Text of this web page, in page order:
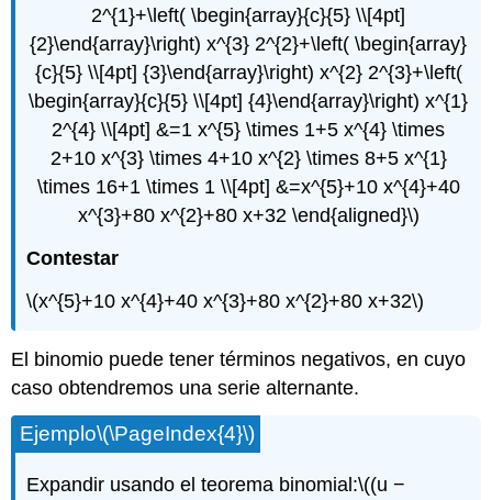
2^{1}+\left( \begin{array}{c}{5} \\[4pt]
{2}\end{array}\right) x^{3} 2^{2}+\left( \begin{array}
{c}{5} \\[4pt] {3}\end{array}\right) x^{2} 2^{3}+\left(
\begin{array}{c}{5} \\[4pt] {4}\end{array}\right) x^{1}
2^{4} \\[4pt] &=1 x^{5} \times 1+5 x^{4} \times
2+10 x^{3} \times 4+10 x^{2} \times 8+5 x^{1}
\times 16+1 \times 1 \\[4pt] &=x^{5}+10 x^{4}+40
x^{3}+80 x^{2}+80 x+32 \end{aligned}\)
Contestar
\(x^{5}+10 x^{4}+40 x^{3}+80 x^{2}+80 x+32\)
El binomio puede tener términos negativos, en cuyo
caso obtendremos una serie alternante.
Ejemplo\(\PageIndex{4}\)
Expandir usando el teorema binomial:\((u −